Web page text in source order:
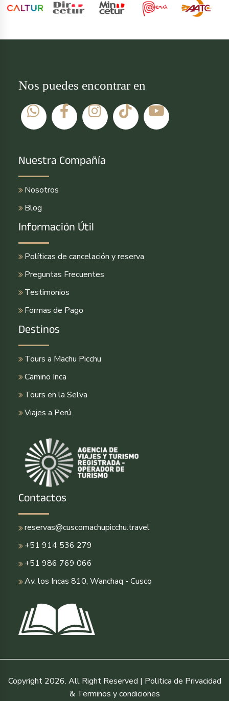
Nos puedes encontrar en
Nuestra Compañía
Nosotros
Blog
Información Útil
Políticas de cancelación y reserva
Preguntas Frecuentes
Testimonios
Formas de Pago
Destinos
Tours a Machu Picchu
Camino Inca
Tours en la Selva
Viajes a Perú
Contactos
reservas@cuscomachupicchu.travel
+51 914 536 279
+51 986 769 066
Av. los Incas 810, Wanchaq - Cusco
Copyright 2026. All Right Reserved | Politica de Privacidad
& Terminos y condiciones